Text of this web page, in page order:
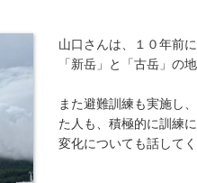
山口さんは、１０年前
「新岳」と「古岳」の
また避難訓練も実施し
た人も、積極的に訓練
変化についても話してく